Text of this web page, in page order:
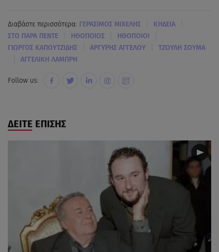
Διαβάστε περισσότερα: ΓΕΡΑΣΙΜΟΣ ΜΙΧΕΛΗΣ ΚΗΔΕΙΑ
ΣΤΟ ΠΑΡΑ ΠΕΝΤΕ ΗΘΟΠΟΙΟΣ ΗΘΟΠΟΙΟΙ
ΓΙΩΡΓΟΣ ΚΑΠΟΥΤΖΙΔΗΣ ΑΡΓΥΡΗΣ ΑΓΓΕΛΟΥ ΤΖΟΥΛΗ ΣΟΥΜΑ
ΑΓΓΕΛΙΚΗ ΛΑΜΠΡΗ
Follow us:
ΔΕΙΤΕ ΕΠΙΣΗΣ